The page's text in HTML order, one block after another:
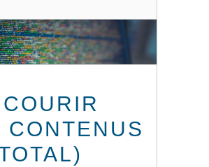
CONTENUS